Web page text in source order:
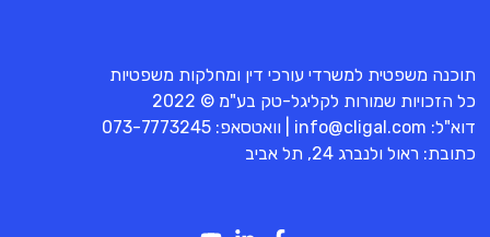
תוכנה משפטית למשרדי עורכי דין ומחלקות משפטיות
כל הזכויות שמורות לקליגל-טק בע"מ © 2022
דוא"ל: info@cligal.com | וואטסאפ: 073-7773245
כתובת: ראול ולנברג 24, תל אביב